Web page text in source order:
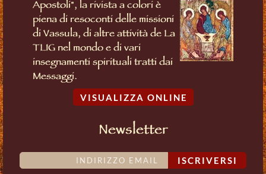
Apostoli", la rivista a colori è
piena di resoconti delle missioni
di Vassula, di altre attività de La
TLIG nel mondo e di vari
insegnamenti spirituali tratti dai
Messaggi.
VISUALIZZA ONLINE
Newsletter
ISCRIVERSI